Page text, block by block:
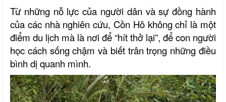
Từ những nỗ lực của người dân và sự đồng hành
của các nhà nghiên cứu, Cồn Hô không chỉ là một
điểm du lịch mà là nơi để “hít thở lại”, để con người
học cách sống chậm và biết trân trọng những điều
bình dị quanh mình.